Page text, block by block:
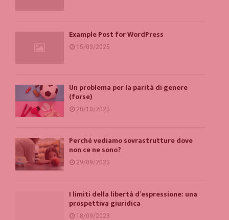
Example Post for WordPress
15/03/2025
Un problema per la parità di genere
(forse)
20/10/2023
Perché vediamo sovrastrutture dove
non ce ne sono?
29/09/2023
I limiti della libertà d’espressione: una
prospettiva giuridica
18/09/2023